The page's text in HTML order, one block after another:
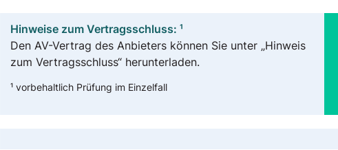
Hinweise zum Vertragsschluss: ¹
Den AV-Vertrag des Anbieters können Sie unter „Hinweis
zum Vertragsschluss“ herunterladen.
¹ vorbehaltlich Prüfung im Einzelfall